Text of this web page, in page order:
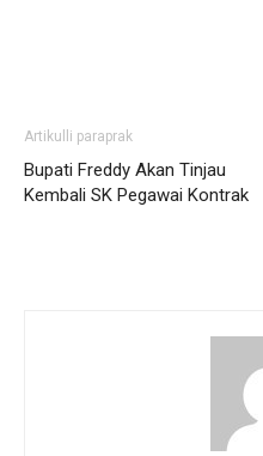
Artikulli paraprak
Bupati Freddy Akan Tinjau
Kembali SK Pegawai Kontrak